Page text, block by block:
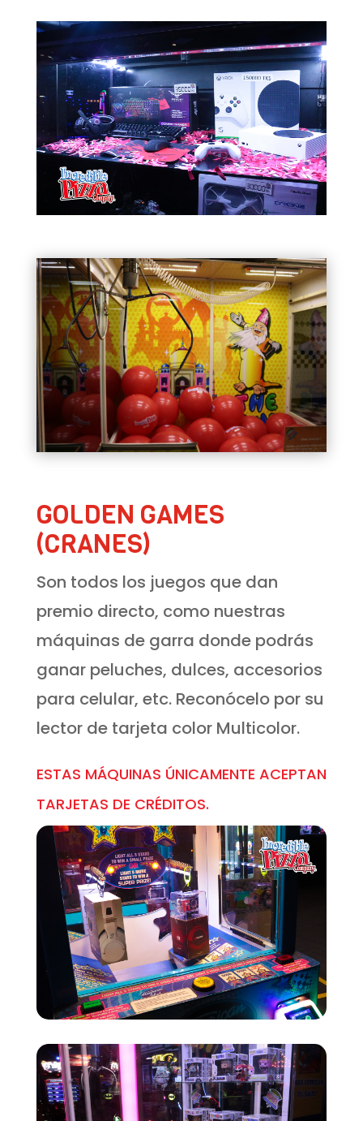
GOLDEN GAMES
(CRANES)
Son todos los juegos que dan
premio directo, como nuestras
máquinas de garra donde podrás
ganar peluches, dulces, accesorios
para celular, etc. Reconócelo por su
lector de tarjeta color Multicolor.
ESTAS MÁQUINAS ÚNICAMENTE ACEPTAN
TARJETAS DE CRÉDITOS.